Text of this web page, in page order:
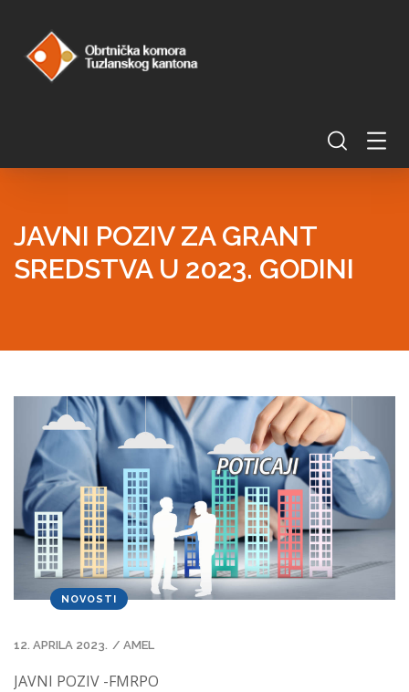
JAVNI POZIV ZA GRANT
SREDSTVA U 2023. GODINI
NOVOSTI
12. APRILA 2023. / AMEL
JAVNI POZIV -FMRPO